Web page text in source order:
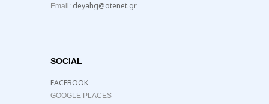
Email: deyahg@otenet.gr
SOCIAL
FACEBOOK
GOOGLE PLACES